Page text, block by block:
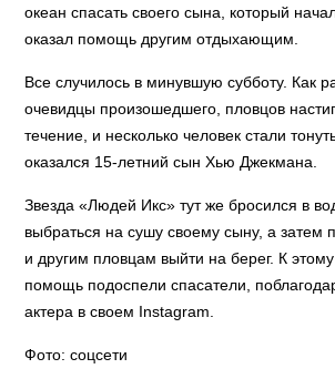
океан спасать своего сына, который
оказал помощь другим отдыхающим.
Все случилось в минувшую субботу. Как
очевидцы произошедшего, пловцов
течение, и несколько человек стали
оказался 15-летний сын Хью Джекмана.
Звезда «Людей Икс» тут же бросился в
выбраться на сушу своему сыну, а затем
и другим пловцам выйти на берег. К
помощь подоспели спасатели,
актера в своем Instagram.
Фото: соцсети